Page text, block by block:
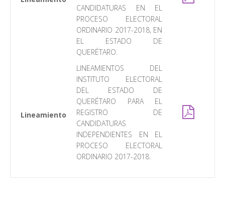
CANDIDATURAS EN EL
PROCESO ELECTORAL
ORDINARIO 2017-2018, EN
EL ESTADO DE
QUERÉTARO.
Lineamiento
LINEAMIENTOS DEL
INSTITUTO ELECTORAL
DEL ESTADO DE
QUERÉTARO PARA EL
REGISTRO DE
CANDIDATURAS
INDEPENDIENTES EN EL
PROCESO ELECTORAL
ORDINARIO 2017-2018.